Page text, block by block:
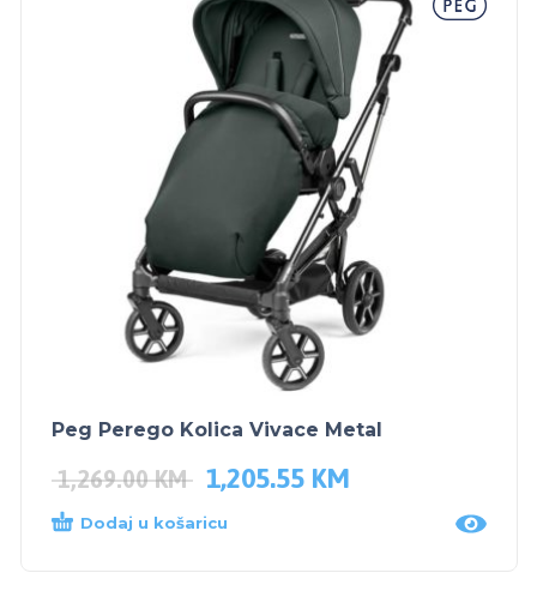
Peg Perego Kolica Vivace Metal
1,269.00KM 1,205.55 KM
Dodaj u košaricu